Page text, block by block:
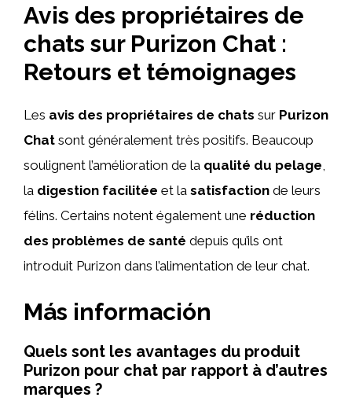
Avis des propriétaires de
chats sur Purizon Chat :
Retours et témoignages
Les avis des propriétaires de chats sur Purizon
Chat sont généralement très positifs. Beaucoup
soulignent l’amélioration de la qualité du pelage
la digestion facilitée et la satisfaction de leurs
félins. Certains notent également une réduction
des problèmes de santé depuis qu’ils ont
introduit Purizon dans l’alimentation de leur chat.
Más información
Quels sont les avantages du produit
Purizon pour chat par rapport à d’autres
marques ?